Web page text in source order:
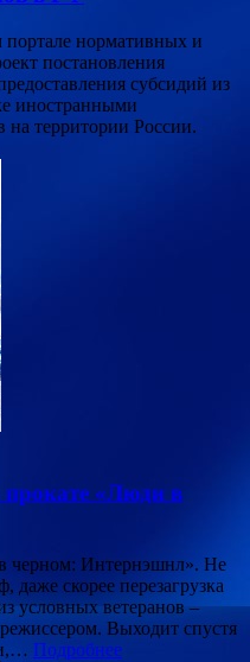
нормативных и
постановления
субсидий из
иностранными
территории России.
«Люди в
черном: Интернэшнл». Не
даже скорее перезагрузка
условных ветеранов –
Выходит спустя
Подробнее